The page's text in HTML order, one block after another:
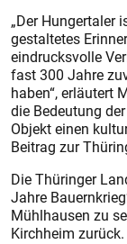
„Der Hungertaler
gestaltetes
eindrucksvolle
fast 300 Jahre
haben“, erläutert
die Bedeutung
Objekt einen
Beitrag zur
Die Thüringer
Jahre
Mühlhausen zu
Kirchheim zurück.